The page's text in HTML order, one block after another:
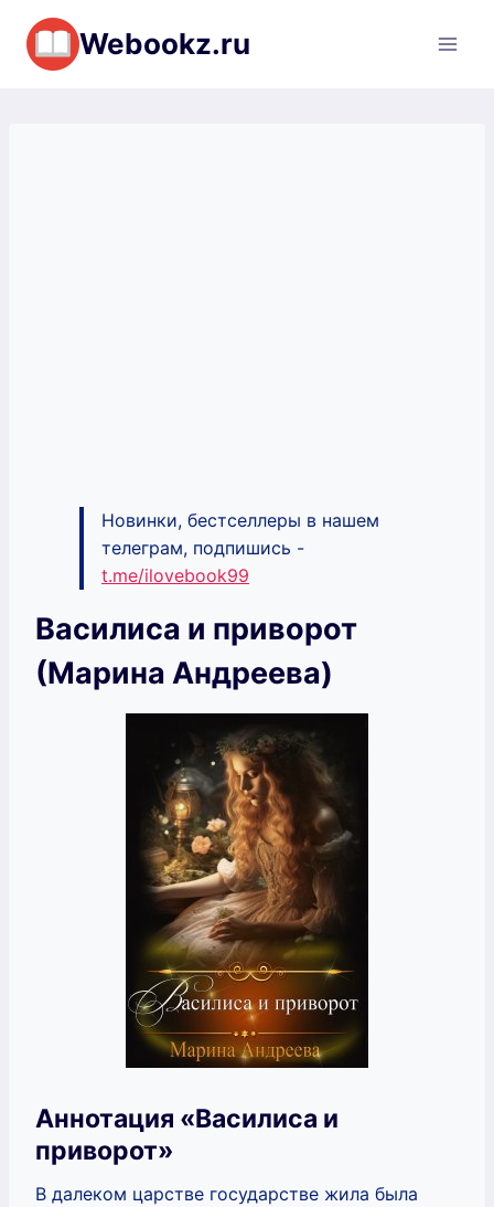
Перейти
содержимому
Webookz.ru
Новинки, бестселлеры в нашем
телеграм, подпишись -
t.me/ilovebook99
Василиса и приворот
(Марина Андреева)
Аннотация «Василиса и
приворот»
В далеком царстве государстве жила была